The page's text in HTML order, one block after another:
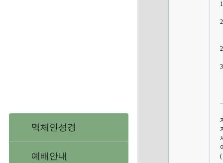
멕체인성경
예배안내